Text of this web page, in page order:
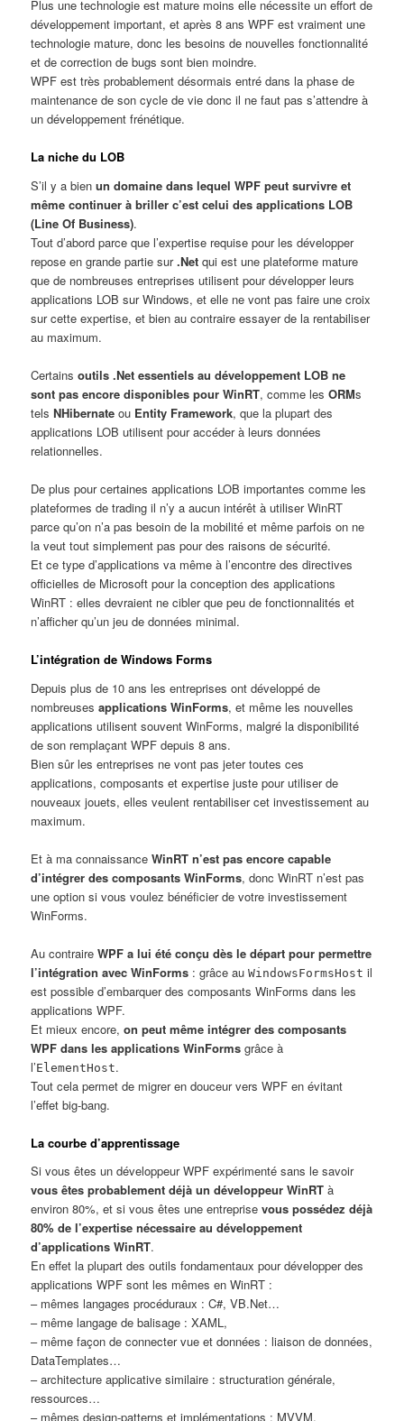
Plus une technologie est mature moins elle nécessite un effort de
développement important, et après 8 ans WPF est vraiment une
technologie mature, donc les besoins de nouvelles fonctionnalité
et de correction de bugs sont bien moindre.
WPF est très probablement désormais entré dans la phase de
maintenance de son cycle de vie donc il ne faut pas s’attendre à
un développement frénétique.
La niche du LOB
S’il y a bienun domaine dans lequel WPF peut survivre et
même continuer à briller c’est celui des applications LOB
(Line Of Business).
Tout d’abord parce que l’expertise requise pour les développer
repose en grande partie sur.Net qui est une plateforme mature
que de nombreuses entreprises utilisent pour développer leurs
applications LOB sur Windows, et elle ne vont pas faire une croix
sur cette expertise, et bien au contraire essayer de la rentabiliser
au maximum.
Certainsoutils .Net essentiels au développement LOB ne
sont pas encore disponibles pour WinRT, comme lesORMs
telsNHibernate ou Entity Framework, que la plupart des
applications LOB utilisent pour accéder à leurs données
relationnelles.
De plus pour certaines applications LOB importantes comme les
plateformes de trading il n’y a aucun intérêt à utiliser WinRT
parce qu’on n’a pas besoin de la mobilité et même parfois on ne
la veut tout simplement pas pour des raisons de sécurité.
Et ce type d’applications va même à l’encontre des directives
officielles de Microsoft pour la conception des applications
WinRT : elles devraient ne cibler que peu de fonctionnalités et
n’afficher qu’un jeu de données minimal.
L’intégration de Windows Forms
Depuis plus de 10 ans les entreprises ont développé de
nombreusesapplications WinForms, et même les nouvelles
applications utilisent souvent WinForms, malgré la disponibilité
de son remplaçant WPF depuis 8 ans.
Bien sûr les entreprises ne vont pas jeter toutes ces
applications, composants et expertise juste pour utiliser de
nouveaux jouets, elles veulent rentabiliser cet investissement au
maximum.
Et à ma connaissanceWinRT n’est pas encore capable
d’intégrer des composants WinForms, donc WinRT n’est pas
une option si vous voulez bénéficier de votre investissement
WinForms.
Au contraireWPF a lui été conçu dès le départ pour permettre
l’intégration avec WinForms : grâce auWindowsFormsHost il
est possible d’embarquer des composants WinForms dans les
applications WPF.
Et mieux encore,on peut même intégrer des composants
WPF dans les applications WinForms grâce à
l’ElementHost.
Tout cela permet de migrer en douceur vers WPF en évitant
l’effet big-bang.
La courbe d’apprentissage
Si vous êtes un développeur WPF expérimenté sans le savoir
vous êtes probablement déjà un développeur WinRT à
environ 80%, et si vous êtes une entreprisevous possédez déjà
80% de l’expertise nécessaire au développement
d’applications WinRT.
En effet la plupart des outils fondamentaux pour développer des
applications WPF sont les mêmes en WinRT :
– mêmes langages procéduraux : C#, VB.Net…
– même langage de balisage : XAML,
– même façon de connecter vue et données : liaison de données,
DataTemplates…
– architecture applicative similaire : structuration générale,
ressources…
– mêmes design-patterns et implémentations : MVVM,